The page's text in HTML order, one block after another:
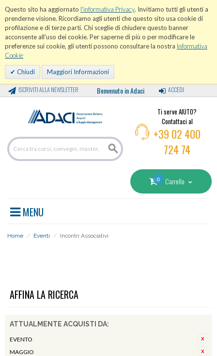
Questo sito ha aggiornato l'informativa Privacy. Invitiamo tutti gli utenti a
prenderne visione. Ricordiamo agli utenti che questo sito usa cookie di
profilazione e di terze parti. Chi sceglie di chiudere questo banner
acconsente all'uso dei cookie. Per saperne di più o per modificare le
preferenze sui cookie, gli utenti possono consultare la nostra Informativa
Cookie
Chiudi Maggiori Informazioni
ISCRIVITI ALLA NEWSLETTER Benvenuto in Adaci ACCEDI
Ti serve AIUTO?
Contattaci al
+39 02 400
724 74
0 Carrello
MENU
Home / Eventi / Incontri Associativi
AFFINA LA RICERCA
ATTUALMENTE ACQUISTI DA:
EVENTO
MAGGIO